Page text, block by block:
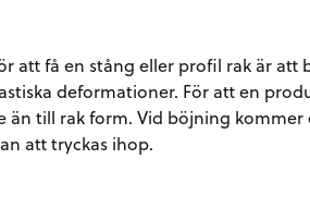
att få en stång eller profil rak är att
deformationer. För att en
än till rak form. Vid böjning
att tryckas ihop.